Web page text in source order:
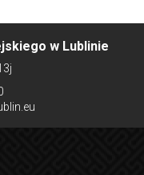
w Lublinie